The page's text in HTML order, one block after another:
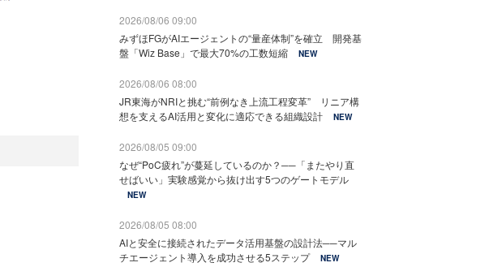
2026/08/06 09:00
みずほFGがAIエージェントの“量産体制”を確立 開発基
盤「Wiz Base」で最大70%の工数短縮
NEW
2026/08/06 08:00
JR東海がNRIと挑む“前例なき上流工程変革” リニア構
想を支えるAI活用と変化に適応できる組織設計
NEW
2026/08/05 09:00
なぜ“PoC疲れ”が蔓延しているのか？──「またやり直
せばいい」実験感覚から抜け出す5つのゲートモデル
NEW
2026/08/05 08:00
AIと安全に接続されたデータ活用基盤の設計法──マル
チエージェント導入を成功させる5ステップ
NEW